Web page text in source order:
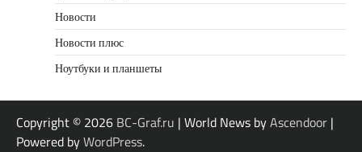
Новости
Новости плюс
Ноутбуки и планшеты
Copyright © 2026 BC-Graf.ru | World News byAscendoor |
Powered byWordPress.